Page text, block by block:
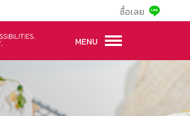
ซื้อเลย
MENU